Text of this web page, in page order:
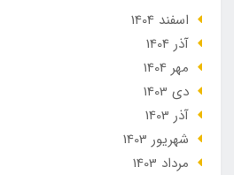
اسفند 1404
آذر 1404
مهر 1404
دی 1403
آذر 1403
شهریور 1403
مرداد 1403